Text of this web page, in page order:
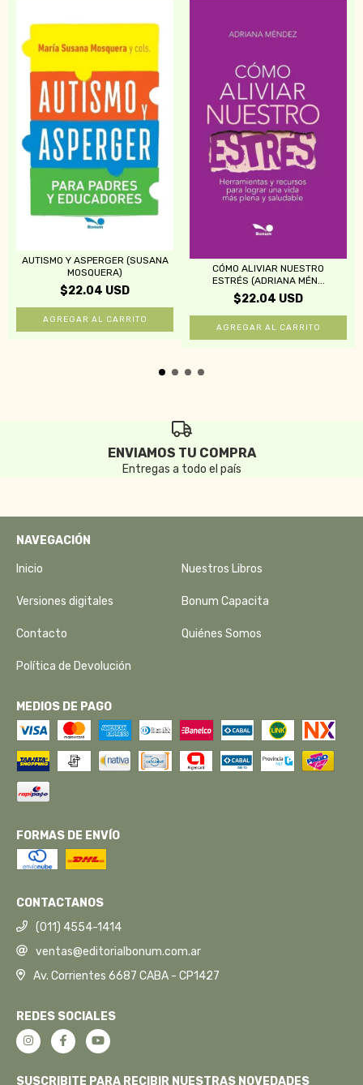
AUTISMO Y ASPERGER (SUSANA
MOSQUERA)
$22.04 USD
CÓMO ALIVIAR NUESTRO
ESTRÉS (ADRIANA MÉN...
$22.04 USD
ENVIAMOS TU COMPRA
Entregas a todo el país
NAVEGACIÓN
Inicio Nuestros Libros
Versiones digitales Bonum Capacita
Contacto Quiénes Somos
Política de Devolución
MEDIOS DE PAGO
FORMAS DE ENVÍO
CONTACTANOS
(011) 4554-1414
ventas@editorialbonum.com.ar
Av. Corrientes 6687 CABA - CP1427
REDES SOCIALES
SUSCRIBITE PARA RECIBIR NUESTRAS NOVEDADES